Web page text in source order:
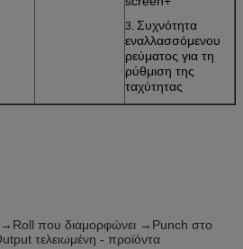
3. Συχνότητα
εναλλασσόμενου
ρεύματος για τη
ρύθμιση της
ταχύτητας
που διαμορφώνει →Punch στο
τελειωμένη - προϊόντα